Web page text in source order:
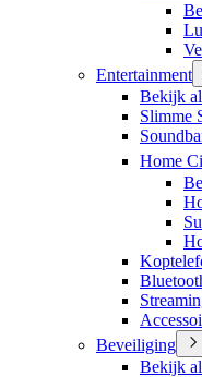
Entertainment
Bekijk
Slimme
Home
Beveiliging
Bekijk